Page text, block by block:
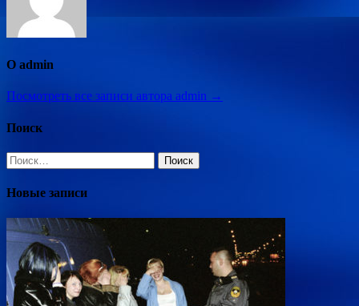
О admin
Посмотреть все записи автора admin →
Поиск
Найти:
Новые записи